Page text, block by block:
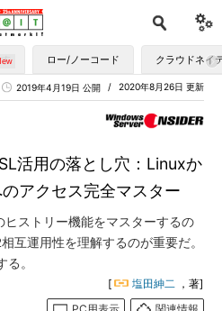
ロー/ノーコード クラウドネイ
2020年8月26日 更新
2019年4月19日 公開
活用の落とし穴：Linuxか
アクセス完全マスター
ストリー機能をマスターするの
互運用性を理解するのが重要だ。
。
[ 塩田紳二 ，著]